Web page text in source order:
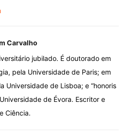
Carvalho
jubilado. É doutorado em
pela Universidade de Paris; em
Universidade de Lisboa; e “honoris
de Évora. Escritor e
Ciência.